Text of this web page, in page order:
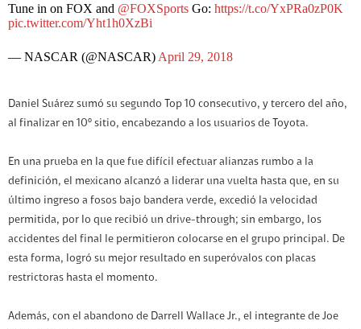
Tune in on FOX and @FOXSports Go: https://t.co/YxPRa0zP0K
pic.twitter.com/Yht1h0XzBi
— NASCAR (@NASCAR) April 29, 2018
Daniel Suárez sumó su segundo Top 10 consecutivo, y tercero del año,
al finalizar en 10º sitio, encabezando a los usuarios de Toyota.
En una prueba en la que fue difícil efectuar alianzas rumbo a la
definición, el mexicano alcanzó a liderar una vuelta hasta que, en su
último ingreso a fosos bajo bandera verde, excedió la velocidad
permitida, por lo que recibió un drive-through; sin embargo, los
accidentes del final le permitieron colocarse en el grupo principal. De
esta forma, logró su mejor resultado en superóvalos con placas
restrictoras hasta el momento.
Además, con el abandono de Darrell Wallace Jr., el integrante de Joe